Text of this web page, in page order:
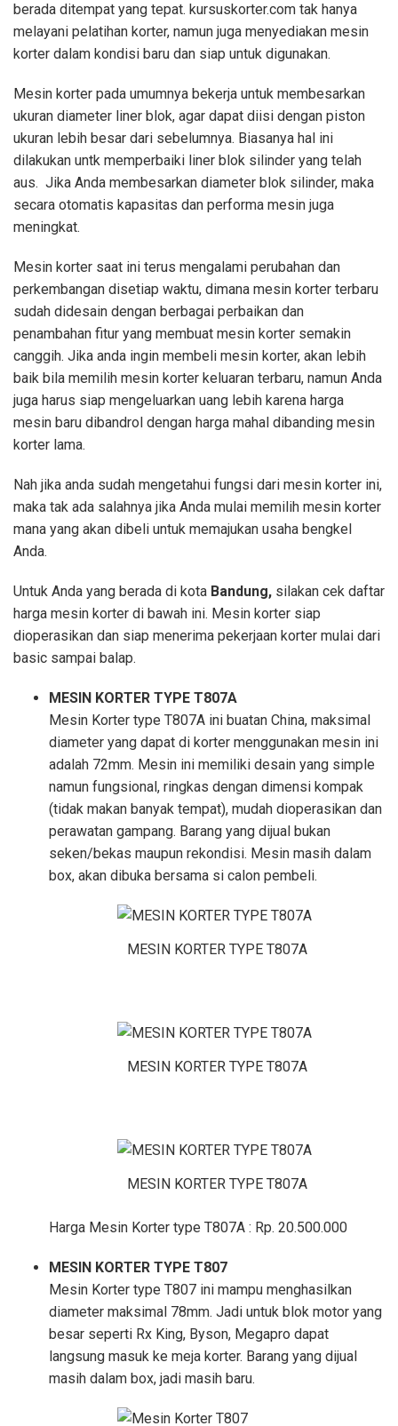
berada ditempat yang tepat. kursuskorter.com tak hanya
melayani pelatihan korter, namun juga menyediakan mesin
korter dalam kondisi baru dan siap untuk digunakan.
Mesin korter pada umumnya bekerja untuk membesarkan
ukuran diameter liner blok, agar dapat diisi dengan piston
ukuran lebih besar dari sebelumnya. Biasanya hal ini
dilakukan untk memperbaiki liner blok silinder yang telah
aus. Jika Anda membesarkan diameter blok silinder, maka
secara otomatis kapasitas dan performa mesin juga
meningkat.
Mesin korter saat ini terus mengalami perubahan dan
perkembangan disetiap waktu, dimana mesin korter terbaru
sudah didesain dengan berbagai perbaikan dan
penambahan fitur yang membuat mesin korter semakin
canggih. Jika anda ingin membeli mesin korter, akan lebih
baik bila memilih mesin korter keluaran terbaru, namun Anda
juga harus siap mengeluarkan uang lebih karena harga
mesin baru dibandrol dengan harga mahal dibanding mesin
korter lama.
Nah jika anda sudah mengetahui fungsi dari mesin korter ini,
maka tak ada salahnya jika Anda mulai memilih mesin korter
mana yang akan dibeli untuk memajukan usaha bengkel
Anda.
Untuk Anda yang berada di kota Bandung, silakan cek daftar
harga mesin korter di bawah ini. Mesin korter siap
dioperasikan dan siap menerima pekerjaan korter mulai dari
basic sampai balap.
MESIN KORTER TYPE T807A
Mesin Korter type T807A ini buatan China, maksimal
diameter yang dapat di korter menggunakan mesin ini
adalah 72mm. Mesin ini memiliki desain yang simple
namun fungsional, ringkas dengan dimensi kompak
(tidak makan banyak tempat), mudah dioperasikan dan
perawatan gampang. Barang yang dijual bukan
seken/bekas maupun rekondisi. Mesin masih dalam
box, akan dibuka bersama si calon pembeli.
MESIN KORTER TYPE T807A
MESIN KORTER TYPE T807A
MESIN KORTER TYPE T807A
Harga Mesin Korter type T807A : Rp. 20.500.000
MESIN KORTER TYPE T807
Mesin Korter type T807 ini mampu menghasilkan
diameter maksimal 78mm. Jadi untuk blok motor yang
besar seperti Rx King, Byson, Megapro dapat
langsung masuk ke meja korter. Barang yang dijual
masih dalam box, jadi masih baru.